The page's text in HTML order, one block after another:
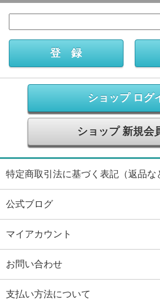
ショップ ログ
ショップ 新規会
特定商取引法に基づく表記（返品な
公式ブログ
マイアカウント
お問い合わせ
支払い方法について